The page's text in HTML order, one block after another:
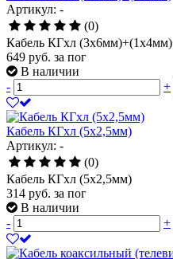
Артикул: -
(0)
Кабель КГхл (3х6мм)+(1х4мм)
649 руб. за пог
В наличии
-
+
Кабель КГхл (5х2,5мм)
Артикул: -
(0)
Кабель КГхл (5х2,5мм)
314 руб. за пог
В наличии
-
+